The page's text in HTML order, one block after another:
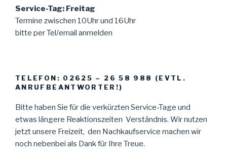
Service-Tag: Freitag
Termine zwischen 10Uhr und 16Uhr
bitte per Tel/email anmelden
TELEFON: 02625 – 26 58 988 (EVTL.
ANRUFBEANTWORTER!)
Bitte haben Sie für die verkürzten Service-Tage und
etwas längere Reaktionszeiten Verständnis. Wir nutzen
jetzt unsere Freizeit, den Nachkaufservice machen wir
noch nebenbei als Dank für Ihre Treue.